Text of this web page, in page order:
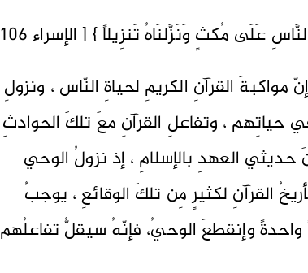
عَلَى مُكثٍ وَنَزَّلنَاهُ تَنزِيلاً } [ الإسراء 106]
القرآنِ الكريمِ لحياةِ النّاس ، ونزولِ
حياتِهم ، وتفاعلِ القرآنِ معَ تلكَ الحوادثِ
العهدِ بالإسلامِ ، إذ نزولُ الوحي
القرآنِ لكثيرٍ مِن تلكَ الوقائعِ ، يوجبُ
وإنقطعَ الوحيُ، فإنّهُ سيقلُّ تفاعلُهم